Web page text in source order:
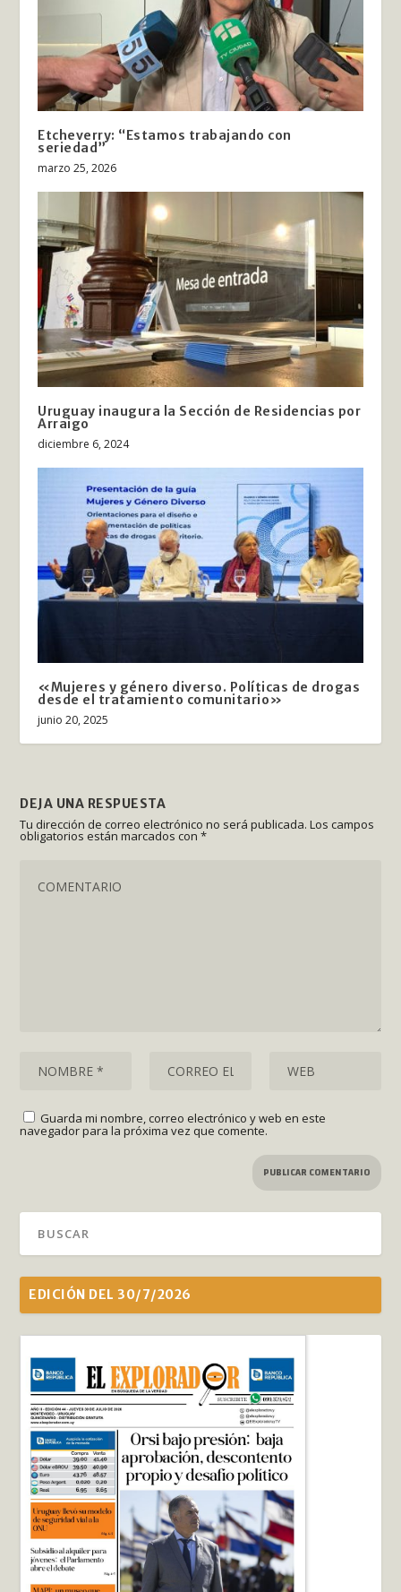
Etcheverry: “Estamos trabajando con
seriedad”
marzo 25, 2026
Uruguay inaugura la Sección de Residencias por
Arraigo
diciembre 6, 2024
«Mujeres y género diverso. Políticas de drogas
desde el tratamiento comunitario»
junio 20, 2025
DEJA UNA RESPUESTA
Tu dirección de correo electrónico no será publicada. Los campos
obligatorios están marcados con*
Guarda mi nombre, correo electrónico y web en este
navegador para la próxima vez que comente.
EDICIÓN DEL 30/7/2026